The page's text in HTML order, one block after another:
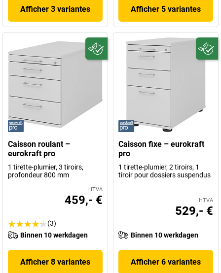
Afficher 3 variantes Afficher 5 variantes
Caisson roulant –
eurokraft pro
1 tirette-plumier, 3 tiroirs,
profondeur 800 mm
HTVA
459,- €
(3)
Binnen 10 werkdagen
Afficher 8 variantes
Caisson fixe – eurokraft
pro
1 tirette-plumier, 2 tiroirs, 1
tiroir pour dossiers suspendus
HTVA
529,- €
Binnen 10 werkdagen
Afficher 6 variantes